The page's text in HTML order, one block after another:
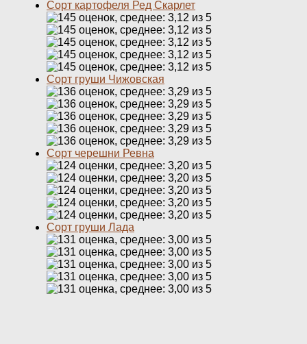
Сорт картофеля Ред Скарлет
Сорт груши Чижовская
Сорт черешни Ревна
Сорт груши Лада